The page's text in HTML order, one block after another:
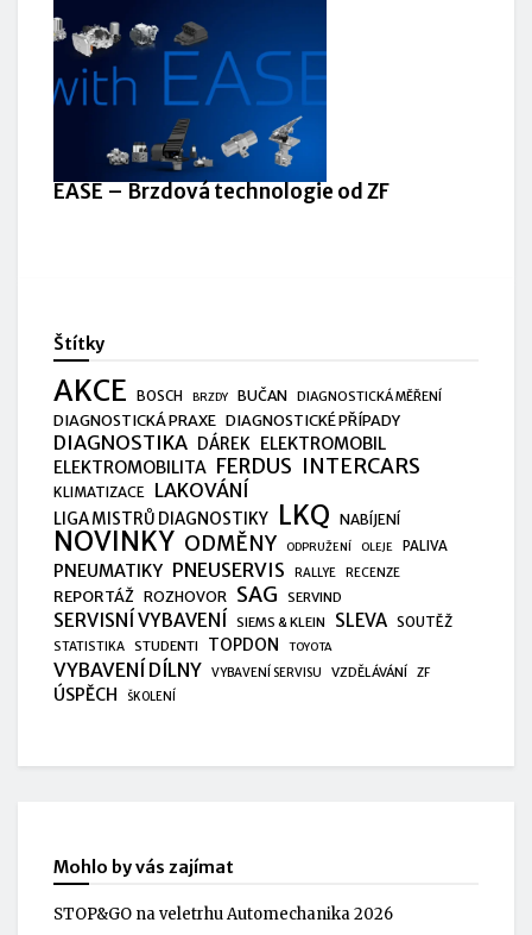
EASE – Brzdová technologie od ZF
Štítky
AKCE BOSCH BRZDY BUČAN DIAGNOSTICKÁ MĚŘENÍ
DIAGNOSTICKÁ PRAXE DIAGNOSTICKÉ PŘÍPADY
DIAGNOSTIKA DÁREK ELEKTROMOBIL
ELEKTROMOBILITA FERDUS INTERCARS
KLIMATIZACE LAKOVÁNÍ
LIGA MISTRŮ DIAGNOSTIKY LKQ NABÍJENÍ
NOVINKY ODMĚNY ODPRUŽENÍ OLEJE PALIVA
PNEUMATIKY PNEUSERVIS RALLYE RECENZE
REPORTÁŽ ROZHOVOR SAG SERVIND
SERVISNÍ VYBAVENÍ SIEMS & KLEIN SLEVA SOUTĚŽ
STATISTIKA STUDENTI TOPDON TOYOTA
VYBAVENÍ DÍLNY VYBAVENÍ SERVISU VZDĚLÁVÁNÍ ZF
ÚSPĚCH ŠKOLENÍ
Mohlo by vás zajímat
STOP&GO na veletrhu Automechanika 2026